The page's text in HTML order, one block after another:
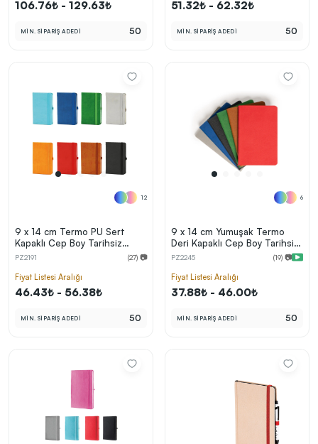
106.76₺ - 129.63₺
MİN. SİPARİŞ ADEDİ 50
51.32₺ - 62.32₺
MİN. SİPARİŞ ADEDİ 50
12
9 x 14 cm Termo PU Sert
Kapaklı Cep Boy Tarihsiz
Defter 160 Sayfa 60 gr
Lastikli Kalem Tutuculu
Ekonomik Model
PZ2191 (27) 📷
Fiyat Listesi Aralığı
46.43₺ - 56.38₺
MİN. SİPARİŞ ADEDİ 50
6
9 x 14 cm Yumuşak Termo
Deri Kapaklı Cep Boy Tarihsiz
Defter 80 Sayfa 80 gr Ivory
PZ2245 (19) 📷
Fiyat Listesi Aralığı
37.88₺ - 46.00₺
MİN. SİPARİŞ ADEDİ 50